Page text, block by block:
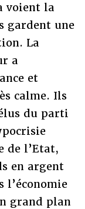
voient la
gardent une
La
a
et
calme. Ils
du parti
de l’Etat,
en argent
l’économie
grand plan